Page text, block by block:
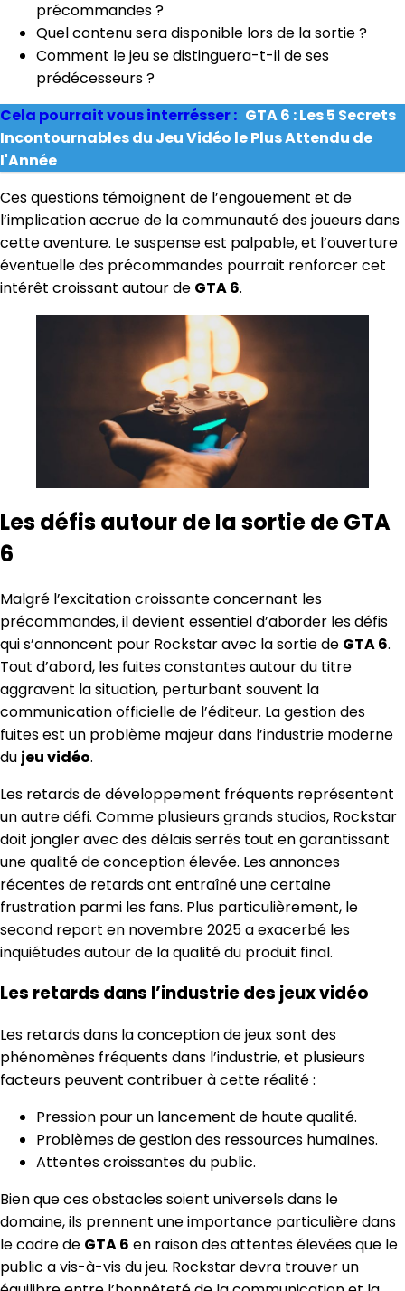
précommandes ?
Quel contenu sera disponible lors de la sortie ?
Comment le jeu se distinguera-t-il de ses
prédécesseurs ?
Cela pourrait vous interrésser : GTA 6 : Les 5 Secrets
Incontournables du Jeu Vidéo le Plus Attendu de
l'Année
Ces questions témoignent de l’engouement et de
l’implication accrue de la communauté des joueurs dans
cette aventure. Le suspense est palpable, et l’ouverture
éventuelle des précommandes pourrait renforcer cet
intérêt croissant autour de GTA 6.
Les défis autour de la sortie de GTA
6
Malgré l’excitation croissante concernant les
précommandes, il devient essentiel d’aborder les défis
qui s’annoncent pour Rockstar avec la sortie de GTA 6.
Tout d’abord, les fuites constantes autour du titre
aggravent la situation, perturbant souvent la
communication officielle de l’éditeur. La gestion des
fuites est un problème majeur dans l’industrie moderne
du jeu vidéo.
Les retards de développement fréquents représentent
un autre défi. Comme plusieurs grands studios, Rockstar
doit jongler avec des délais serrés tout en garantissant
une qualité de conception élevée. Les annonces
récentes de retards ont entraîné une certaine
frustration parmi les fans. Plus particulièrement, le
second report en novembre 2025 a exacerbé les
inquiétudes autour de la qualité du produit final.
Les retards dans l’industrie des jeux vidéo
Les retards dans la conception de jeux sont des
phénomènes fréquents dans l’industrie, et plusieurs
facteurs peuvent contribuer à cette réalité :
Pression pour un lancement de haute qualité.
Problèmes de gestion des ressources humaines.
Attentes croissantes du public.
Bien que ces obstacles soient universels dans le
domaine, ils prennent une importance particulière dans
le cadre de GTA 6 en raison des attentes élevées que le
public a vis-à-vis du jeu. Rockstar devra trouver un